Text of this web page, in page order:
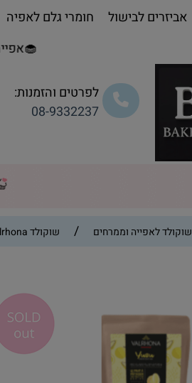
לפרטים והזמנות:
08-9332237
אביזרים לבישול חומרי גלם לאפיה
שוקולד לאפייה וממרחים / שוקולד Valrhona - ולרונה